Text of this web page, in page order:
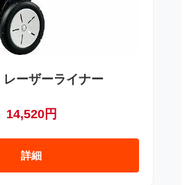
ーザーライナー
14,520円
詳細